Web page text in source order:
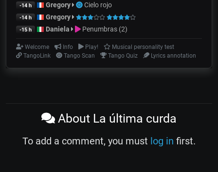
-14 h Gregory Cielo rojo
-14 h Gregory
-15 h Daniela Penumbras (2)
Welcome Info Play!
Musical personality test
TangoLink
Tango Scan Tango Quiz Lyrics annotation
About La última curda
To add a comment, you must log in first.